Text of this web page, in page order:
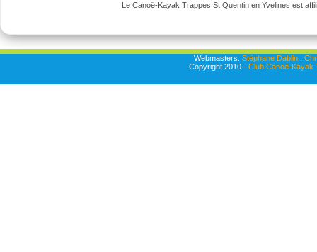
Le Canoë-Kayak Trappes St Quentin en Yvelines est
Webmasters: Stéphane Dablin,
Copyright 2010 - Club Canoë-Kayak